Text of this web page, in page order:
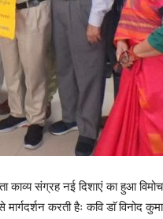
संग्रह नई दिशाएं का हुआ
करती हैः कवि डाॅ विनोद